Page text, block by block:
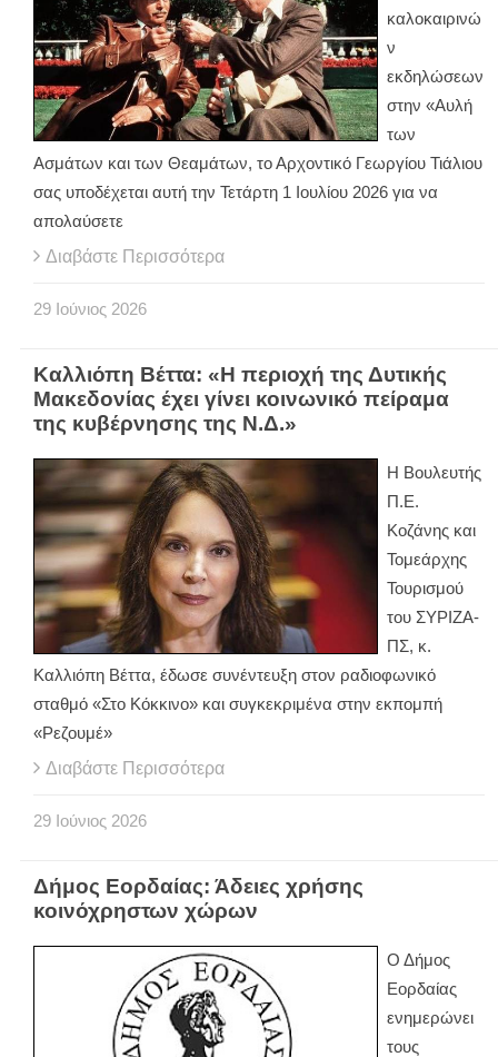
καλοκαιρινώ
ν
εκδηλώσεων
στην «Αυλή
των
Ασμάτων και των Θεαμάτων, το Αρχοντικό Γεωργίου Τιάλιου
σας υποδέχεται αυτή την Τετάρτη 1 Ιουλίου 2026 για να
απολαύσετε
Διαβάστε Περισσότερα
29 Ιούνιος 2026
Καλλιόπη Βέττα: «Η περιοχή της Δυτικής
Μακεδονίας έχει γίνει κοινωνικό πείραμα
της κυβέρνησης της Ν.Δ.»
Η Βουλευτής
Π.Ε.
Κοζάνης και
Τομεάρχης
Τουρισμού
του ΣΥΡΙΖΑ-
ΠΣ, κ.
Καλλιόπη Βέττα, έδωσε συνέντευξη στον ραδιοφωνικό
σταθμό «Στο Κόκκινο» και συγκεκριμένα στην εκπομπή
«Ρεζουμέ»
Διαβάστε Περισσότερα
29 Ιούνιος 2026
Δήμος Εορδαίας: Άδειες χρήσης
κοινόχρηστων χώρων
Ο Δήμος
Εορδαίας
ενημερώνει
τους